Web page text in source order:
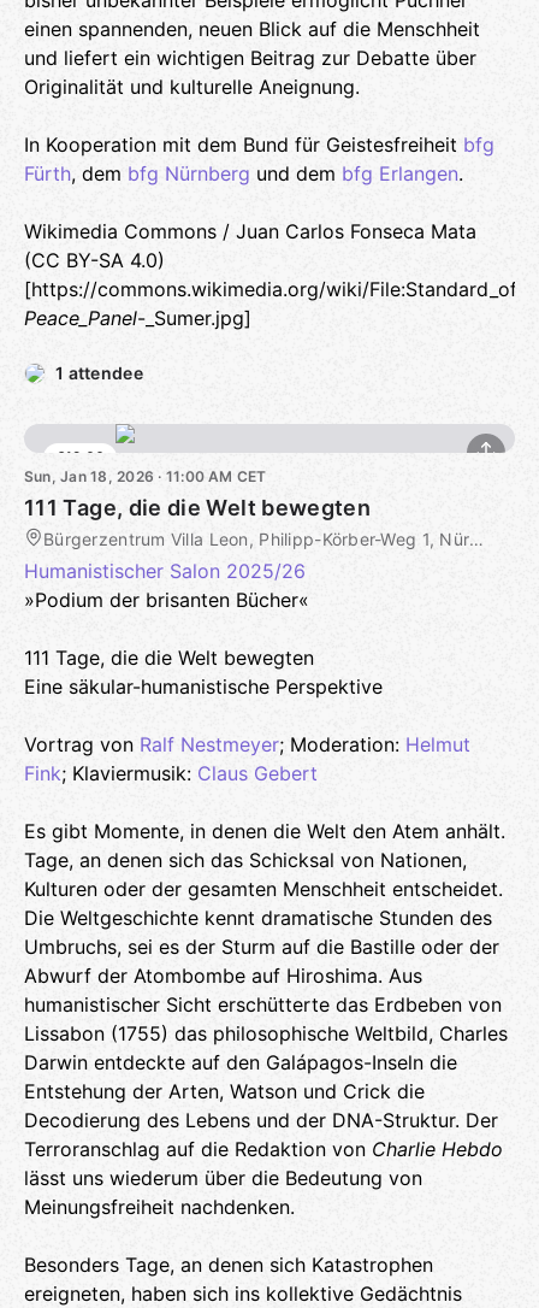
einen spannenden, neuen Blick auf die Menschheit
und liefert ein wichtigen Beitrag zur Debatte über
Originalität und kulturelle Aneignung.
In Kooperation mit dem Bund für Geistesfreiheit bfg
Fürth, dem bfg Nürnberg und dem bfg Erlangen.
Wikimedia Commons / Juan Carlos Fonseca Mata
(CC BY-SA 4.0)
[https://commons.wikimedia.org/wiki/
Peace_Panel-_Sumer.jpg]
1 attendee
€12.00
Sun, Jan 18, 2026 · 11:00 AM CET
111 Tage, die die Welt bewegten
Bürgerzentrum Villa Leon, Philipp-Körber-Weg 1, Nürnberg, DE
Humanistischer Salon 2025/26
»Podium der brisanten Bücher«
111 Tage, die die Welt bewegten
Eine säkular-humanistische Perspektive
Vortrag von Ralf Nestmeyer; Moderation: Helmut
Fink; Klaviermusik: Claus Gebert
Es gibt Momente, in denen die Welt den Atem anhält.
Tage, an denen sich das Schicksal von Nationen,
Kulturen oder der gesamten Menschheit entscheidet.
Die Weltgeschichte kennt dramatische Stunden des
Umbruchs, sei es der Sturm auf die Bastille oder der
Abwurf der Atombombe auf Hiroshima. Aus
humanistischer Sicht erschütterte das Erdbeben von
Lissabon (1755) das philosophische Weltbild, Charles
Darwin entdeckte auf den Galápagos-Inseln die
Entstehung der Arten, Watson und Crick die
Decodierung des Lebens und der DNA-Struktur. Der
Terroranschlag auf die Redaktion von Charlie Hebdo
lässt uns wiederum über die Bedeutung von
Meinungsfreiheit nachdenken.
Besonders Tage, an denen sich Katastrophen
ereigneten, haben sich ins kollektive Gedächtnis